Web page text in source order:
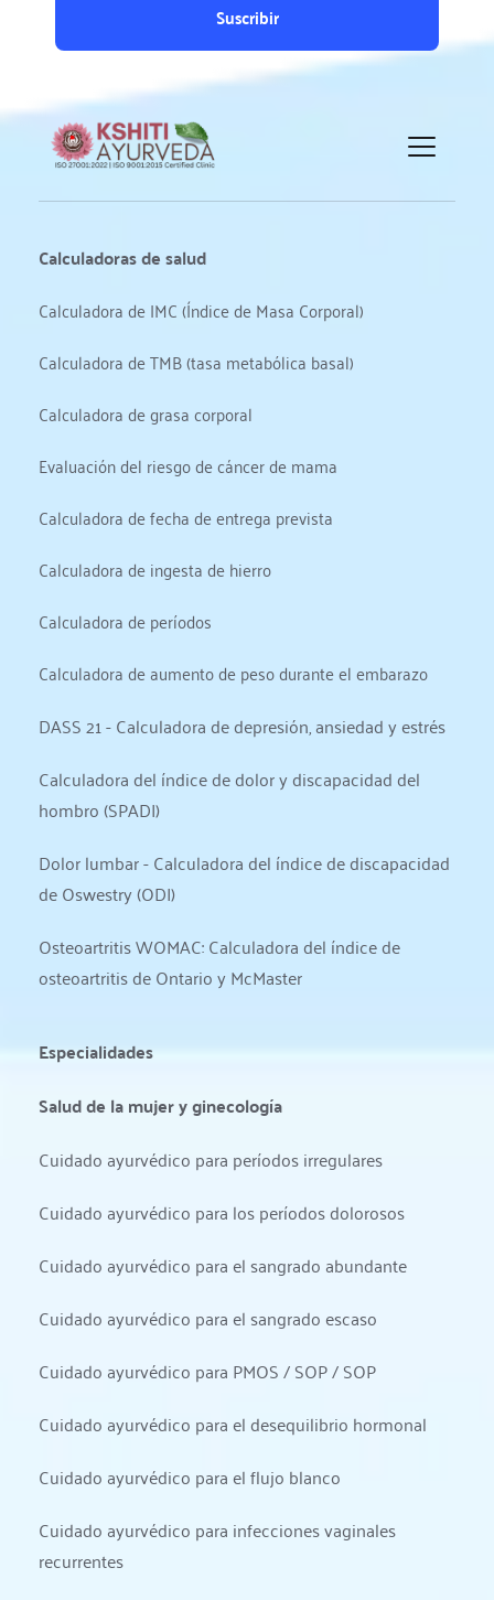
Suscribir
Calculadoras de salud
Calculadora de IMC (Índice de Masa Corporal)
Calculadora de TMB (tasa metabólica basal)
Calculadora de grasa corporal
Evaluación del riesgo de cáncer de mama
Calculadora de fecha de entrega prevista
Calculadora de ingesta de hierro
Calculadora de períodos
Calculadora de aumento de peso durante el embarazo
DASS 21 - Calculadora de depresión, ansiedad y estrés
Calculadora del índice de dolor y discapacidad del
hombro (SPADI)
Dolor lumbar - Calculadora del índice de discapacidad
de Oswestry (ODI)
Osteoartritis WOMAC: Calculadora del índice de
osteoartritis de Ontario y McMaster
Especialidades
Salud de la mujer y ginecología
Cuidado ayurvédico para períodos irregulares
Cuidado ayurvédico para los períodos dolorosos
Cuidado ayurvédico para el sangrado abundante
Cuidado ayurvédico para el sangrado escaso
Cuidado ayurvédico para PMOS / SOP / SOP
Cuidado ayurvédico para el desequilibrio hormonal
Cuidado ayurvédico para el flujo blanco
Cuidado ayurvédico para infecciones vaginales
recurrentes